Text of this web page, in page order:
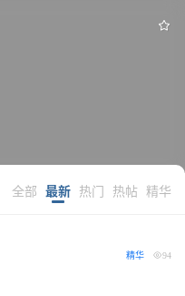
全部 最新 热门 热帖 精华
94
精华